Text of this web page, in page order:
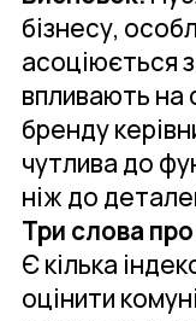
бізнесу,
асоціюється
впливають на
бренду
чутлива до
ніж до
Три слова про
Є кілька
оцінити